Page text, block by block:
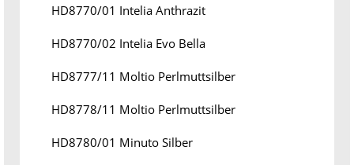
HD8770/01 Intelia Anthrazit
HD8770/02 Intelia Evo Bella
HD8777/11 Moltio Perlmuttsilber
HD8778/11 Moltio Perlmuttsilber
HD8780/01 Minuto Silber